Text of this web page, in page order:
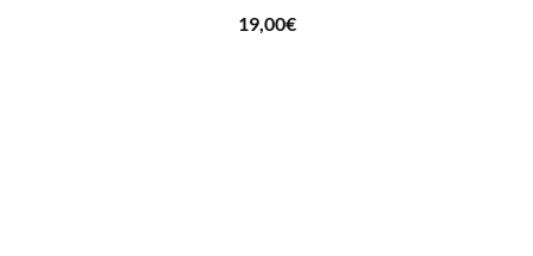
19,00€